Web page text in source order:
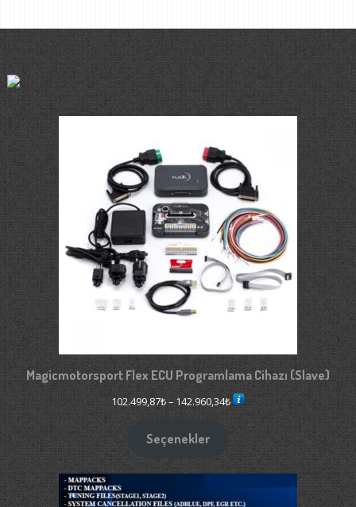
Magicmotorsport Flex ECU Programlama Cihazı (Slave)
102.499,87₺– 142.960,34₺Fiyat
aralığı:
102.499,87₺
-
142.960,34₺
Seçenekler